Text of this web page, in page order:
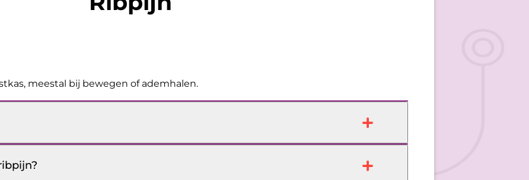
meestal bij bewegen of ademhalen.